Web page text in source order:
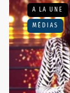
A LA UNE
MÉDIAS